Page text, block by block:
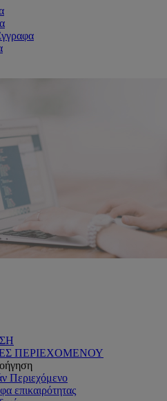
ΠΕΡΙΕΧΟΜΕΝΟΥ
Περιεχόμενο
επικαιρότητας